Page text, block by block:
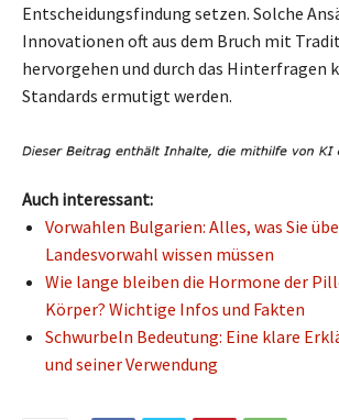
Entscheidungsfindung setzen. Solche
Innovationen oft aus dem Bruch mit
hervorgehen und durch das Hinterfragen
Standards ermutigt werden.
Auch interessant:
Vorwahlen Bulgarien: Alles, was Sie
Landesvorwahl wissen müssen
Wie lange bleiben die Hormone der
Körper? Wichtige Infos und Fakten
Schwurbeln Bedeutung: Eine klare
und seiner Verwendung